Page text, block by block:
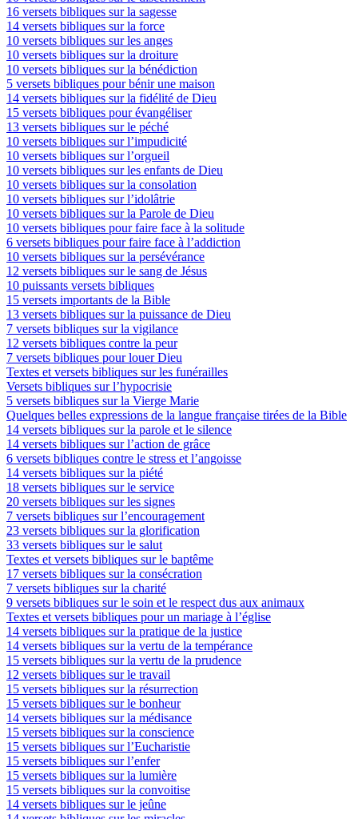
16 versets bibliques sur la sagesse
14 versets bibliques sur la force
10 versets bibliques sur les anges
10 versets bibliques sur la droiture
10 versets bibliques sur la bénédiction
5 versets bibliques pour bénir une maison
14 versets bibliques sur la fidélité de Dieu
15 versets bibliques pour évangéliser
13 versets bibliques sur le péché
10 versets bibliques sur l’impudicité
10 versets bibliques sur l’orgueil
10 versets bibliques sur les enfants de Dieu
10 versets bibliques sur la consolation
10 versets bibliques sur l’idolâtrie
10 versets bibliques sur la Parole de Dieu
10 versets bibliques pour faire face à la solitude
6 versets bibliques pour faire face à l’addiction
10 versets bibliques sur la persévérance
12 versets bibliques sur le sang de Jésus
10 puissants versets bibliques
15 versets importants de la Bible
13 versets bibliques sur la puissance de Dieu
7 versets bibliques sur la vigilance
12 versets bibliques contre la peur
7 versets bibliques pour louer Dieu
Textes et versets bibliques sur les funérailles
Versets bibliques sur l’hypocrisie
5 versets bibliques sur la Vierge Marie
Quelques belles expressions de la langue française tirées de la Bible
14 versets bibliques sur la parole et le silence
14 versets bibliques sur l’action de grâce
6 versets bibliques contre le stress et l’angoisse
14 versets bibliques sur la piété
18 versets bibliques sur le service
20 versets bibliques sur les signes
7 versets bibliques sur l’encouragement
23 versets bibliques sur la glorification
33 versets bibliques sur le salut
Textes et versets bibliques sur le baptême
17 versets bibliques sur la consécration
7 versets bibliques sur la charité
9 versets bibliques sur le soin et le respect dus aux animaux
Textes et versets bibliques pour un mariage à l’église
14 versets bibliques sur la pratique de la justice
14 versets bibliques sur la vertu de la tempérance
15 versets bibliques sur la vertu de la prudence
12 versets bibliques sur le travail
15 versets bibliques sur la résurrection
15 versets bibliques sur le bonheur
14 versets bibliques sur la médisance
15 versets bibliques sur la conscience
15 versets bibliques sur l’Eucharistie
15 versets bibliques sur l’enfer
15 versets bibliques sur la lumière
15 versets bibliques sur la convoitise
14 versets bibliques sur le jeûne